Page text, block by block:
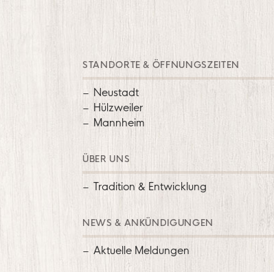
STANDORTE & ÖFFNUNGSZEITEN
Neustadt
Hülzweiler
Mannheim
ÜBER UNS
Tradition & Entwicklung
NEWS & ANKÜNDIGUNGEN
Aktuelle Meldungen